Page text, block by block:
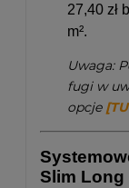
27,40 zł
m².
Uwaga:
fugi w
opcje
Slim Long